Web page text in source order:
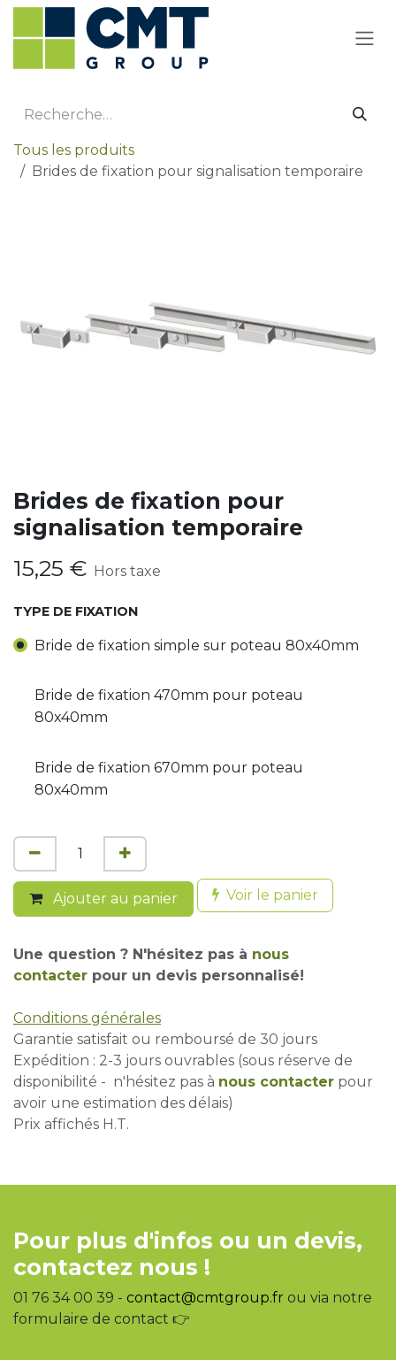
Se rendre au contenu
Tous les produits
Brides de fixation pour signalisation temporaire
Brides de fixation pour
signalisation temporaire
15,25 € Hors taxe
TYPE DE FIXATION
Bride de fixation simple sur poteau 80x40mm
Bride de fixation 470mm pour poteau
80x40mm
Bride de fixation 670mm pour poteau
80x40mm
Ajouter au panier Voir le panier
Une question ? N'hésitez pas à nous
contacter pour un devis personnalisé!
Conditions générales
Garantie satisfait ou remboursé de 30 jours
Expédition : 2-3 jours ouvrables (sous réserve de
disponibilité - n'hésitez pas à nous contacter pour
avoir une estimation des délais)
Prix affichés H.T.
Pour plus d'infos ou un devis,
contactez nous !
01 76 34 00 39 - contact@cmtgroup.fr ou via notre
formulaire de contact 👉